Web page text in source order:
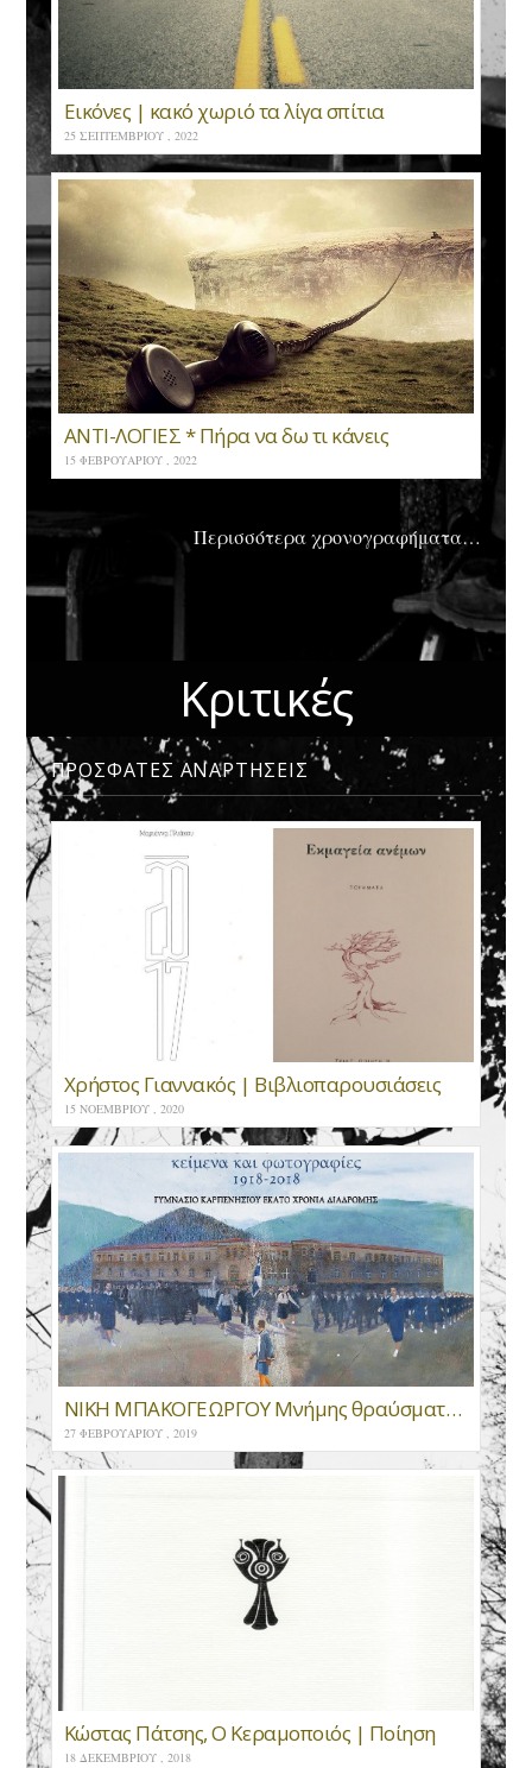
Εικόνες | κακό χωριό τα λίγα σπίτια
25 ΣΕΠΤΕΜΒΡΊΟΥ , 2022
ΑΝΤΙ-ΛΟΓΙΕΣ * Πήρα να δω τι κάνεις
15 ΦΕΒΡΟΥΑΡΊΟΥ , 2022
Περισσότερα χρονογραφήματα…
Κριτικές
ΠΡΟΣΦΑΤΕΣ ΑΝΑΡΤΗΣΕΙΣ
Χρήστος Γιαννακός | Βιβλιοπαρουσιάσεις
15 ΝΟΕΜΒΡΊΟΥ , 2020
ΝΙΚΗ ΜΠΑΚΟΓΕΩΡΓΟΥ Μνήμης θραύσματα, κείμενα και φωτογραφίες, 1918-2018, Γυμνάσιο Καρπενησίου 100 χρόνια διαδρομής
27 ΦΕΒΡΟΥΑΡΊΟΥ , 2019
Κώστας Πάτσης, Ο Κεραμοποιός | Ποίηση
18 ΔΕΚΕΜΒΡΊΟΥ , 2018